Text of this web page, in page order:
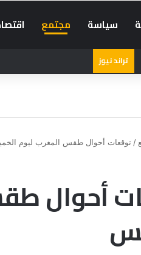
سياسة مجتمع
تراند نيوز
/ توقعات أحوال طقس المغرب ليوم
أحوال